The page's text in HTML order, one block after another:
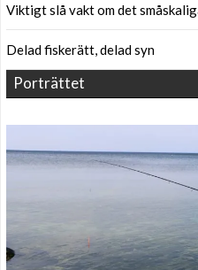
Viktigt slå vakt om det
Delad fiskerätt, delad syn
Porträttet